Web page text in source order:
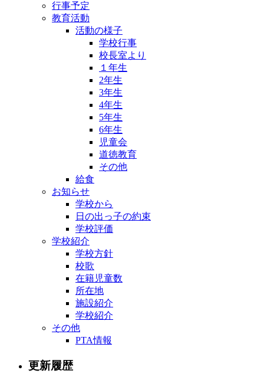
行事予定
教育活動
活動の様子
学校行事
校長室より
１年生
2年生
3年生
4年生
5年生
6年生
児童会
道徳教育
その他
給食
お知らせ
学校から
日の出っ子の約束
学校評価
学校紹介
学校方針
校歌
在籍児童数
所在地
施設紹介
学校紹介
その他
PTA情報
更新履歴